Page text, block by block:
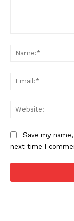
Save my
next time I